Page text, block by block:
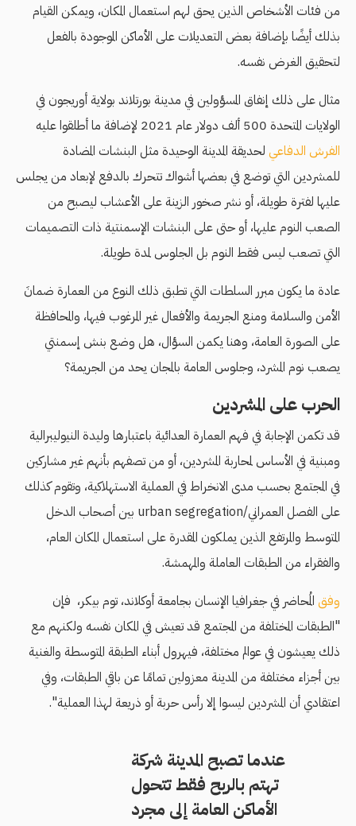
من فئات الأشخاص الذين يحق لهم استعمال المكان، ويمكن القيام
بذلك أيضًا بإضافة بعض التعديلات على الأماكن الموجودة بالفعل
لتحقيق الغرض نفسه.
مثال على ذلك إنفاق المسؤولين في مدينة بورتلاند بولاية أوريجون في
الولايات المتحدة 500 ألف دولار عام 2021 لإضافة ما أطلقوا عليه
الفرش الدفاعي لحديقة المدينة الوحيدة مثل البنشات المضادة
للمشردين التي توضع في بعضها أشواك تتحرك بالدفع لإبعاد من يجلس
عليها لفترة طويلة، أو نشر صخور الزينة على الأعشاب ليصبح من
الصعب النوم عليها، أو حتى على البنشات الإسمنتية ذات التصميمات
التي تصعب ليس فقط النوم بل الجلوس لمدة طويلة.
عادة ما يكون مبرر السلطات التي تطبق ذلك النوع من العمارة ضمانَ
الأمن والسلامة ومنع الجريمة والأفعال غير المرغوب فيها، والمحافظة
على الصورة العامة، وهنا يكمن السؤال، هل وضع بنش إسمنتي
يصعب نوم المشرد، وجلوس العامة بالمجان يحد من الجريمة؟
الحرب على المشردين
قد تكمن الإجابة في فهم العمارة العدائية باعتبارها وليدة النيوليبرالية
ومبنية في الأساس لمحاربة المشردين، أو من تصفهم بأنهم غير مشاركين
في المجتمع بحسب مدى الانخراط في العملية الاستهلاكية، وتقوم كذلك
على الفصل العمراني/urban segregation بين أصحاب الدخل
المتوسط والمرتفع الذين يملكون المقدرة على استعمال المكان العام،
والفقراء من الطبقات العاملة والمهمشة.
وفق المُحاضر في جغرافيا الإنسان بجامعة أوكلاند، توم بيكر، فإن
"الطبقات المختلفة من المجتمع قد تعيش في المكان نفسه ولكنهم مع
ذلك يعيشون في عوالم مختلفة، فيهرول أبناء الطبقة المتوسطة والغنية
بين أجزاء مختلفة من المدينة معزولين تمامًا عن باقي الطبقات، وفي
اعتقادي أن المشردين ليسوا إلا رأس حربة أو ذريعة لهذا العملية".
عندما تصبح المدينة شركة
تهتم بالربح فقط تتحول
الأماكن العامة إلى مجرد